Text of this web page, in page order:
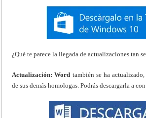
¿Qué te parece la llegada de actualizaciones tan
Actualización: Word también se ha
de sus demás homologas. Podrás descargarla a